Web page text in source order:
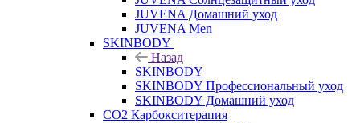
JUVENA Домашний уход
JUVENA Men
SKINBODY
Назад
SKINBODY
SKINBODY Профессиональный уход
SKINBODY Домашний уход
CO2 Карбокситерапия